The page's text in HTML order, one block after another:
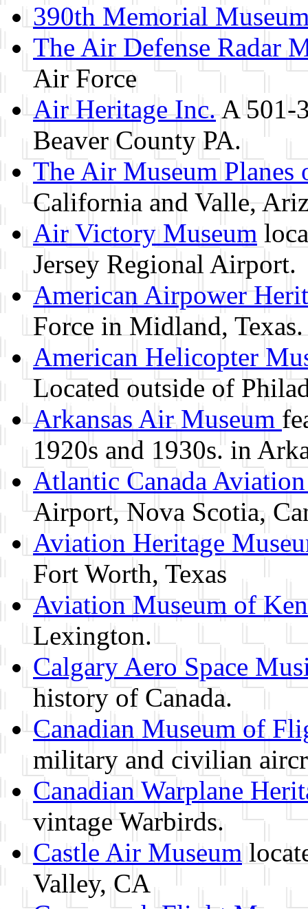
390th Memorial
The Air Defense Radar
Air Force
Air Heritage Inc.A 501-
Beaver County PA.
The Air Museum Planes
California and Valle,
Air Victory Museum
Jersey Regional Airport.
American Airpower
Force in Midland, Texas.
American Helicopter
Located outside of
Arkansas Air Museum
1920s and 1930s. in
Atlantic Canada
Airport, Nova Scotia,
Aviation Heritage
Fort Worth, Texas
Aviation Museum of
Lexington.
Calgary Aero Space
history of Canada.
Canadian Museum of
military and civilian
Canadian Warplane
vintage Warbirds.
Castle Air Museum
Valley, CA